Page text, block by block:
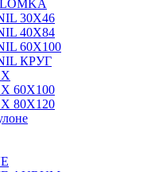
30Х46
40Х84
60Х100
КРУГ
60Х100
80Х120